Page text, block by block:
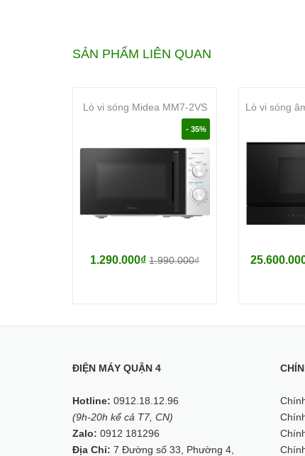
+ Input : 1.450W
+ Output : 900W
- Kích thước sản phẩm : W595 x D400 x H390
- Thương hiệu : Tây Ban Nha
- Sản xuất tại : Trung Quốc theo bản quyền
SẢN PHẨM LIÊN QUAN
Lò vi sóng Midea MM7-2VS
- 35%
1.290.000₫ 1.990.000₫
ĐIỆN MÁY QUẬN 4
Hotline: 0912.18.12.96
(9h-20h kể cả T7, CN)
Zalo: 0912 181296
Địa Chỉ: 7 Đường số 33, Phường 4,